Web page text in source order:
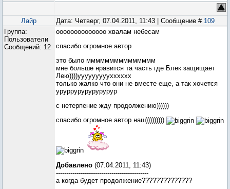
Лайр Дата: Четверг, 07.04.2011, 11:43 | Сообщение # 109
Группа:
Пользователи
Сообщений: 12
оооооооооооооо хвалам небесам
спасибо огромное автор
это было ммммммммммммммм
мне больше нравится та часть где Блек защищает
Лею))))ууууууууухххххх
только жалко что они не вместе еще, а так хочется
уруррурурурурурур
с нетерпение жду продолжению))))))
спасибо огромное автор наш)))))))))
Добавлено (07.04.2011, 11:43)
---------------------------------------------
а когда будет продолжение??????????????